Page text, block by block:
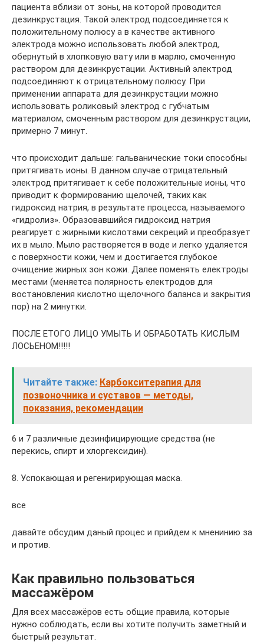
пациента вблизи от зоны, на которой проводится
дезинкрустация. Такой электрод подсоединяется к
положительному полюсу а в качестве активного
электрода можно использовать любой электрод,
обернутый в хлопковую вату или в марлю, смоченную
раствором для дезинкрустации. Активный электрод
подсоединяют к отрицательному полюсу. При
применении аппарата для дезинкрустации можно
использовать роликовый электрод с губчатым
материалом, смоченным раствором для дезинкрустации,
примерно 7 минут.
что происходит дальше: гальванические токи способны
притягивать ионы. В данном случае отрицательный
электрод притягивает к себе положительные ионы, что
приводит к формированию щелочей, таких как
гидроксид натрия, в результате процесса, называемого
«гидролиз». Образовавшийся гидроксид натрия
реагирует с жирными кислотами секреций и преобразует
их в мыло. Мыло растворяется в воде и легко удаляется
с поверхности кожи, чем и достигается глубокое
очищение жирных зон кожи. Далее поменять електроды
местами (меняетса полярность електродов для
востановления кислотно щелочного баланса и закрытия
пор) на 2 минутки.
ПОСЛЕ ЕТОГО ЛИЦО УМЫТЬ И ОБРАБОТАТЬ КИСЛЫМ
ЛОСЬЕНОМ!!!!!
Читайте также: Карбокситерапия для
позвоночника и суставов — методы,
показания, рекомендации
6 и 7 различные дезинфицирующие средства (не
перекись, спирт и хлоргексидин).
8. Успокающая и регенирирующая маска.
все
давайте обсудим даный процес и прийдем к мненинию за
и против.
Как правильно пользоваться
массажёром
Для всех массажёров есть общие правила, которые
нужно соблюдать, если вы хотите получить заметный и
быстрый результат.